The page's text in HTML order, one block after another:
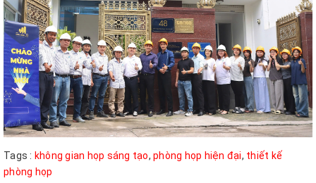
Tags : không gian họp sáng tạo, phòng họp hiện đại, thiết kế
phòng họp